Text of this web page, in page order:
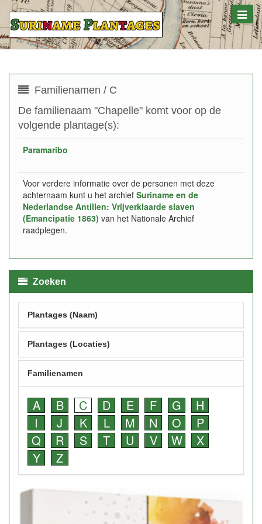
Toggle
Familienamen / C
De familienaam "Chapelle" komt voor op de
volgende plantage(s):
Paramaribo
Voor verdere informatie over de personen met deze
achternaam kunt u het archief Suriname en de
Nederlandse Antillen: Vrijverklaarde slaven
(Emancipatie 1863) van het Nationale Archief
raadplegen.
Zoeken
Plantages (Naam)
Plantages (Locaties)
Familienamen
A B C D E F G
H
I
J K L M N O
P
Q
R S T U V W
X
Y
Z